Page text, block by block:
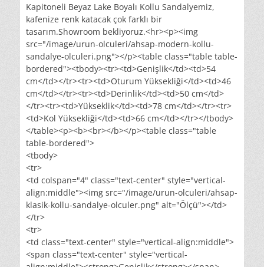
Kapitoneli Beyaz Lake Boyalı Kollu Sandalyemiz,
kafenize renk katacak çok farklı bir
tasarım.Showroom bekliyoruz.<hr><p><img
src="/image/urun-olculeri/ahsap-modern-kollu-
sandalye-olculeri.png"></p><table class="table table-
bordered"><tbody><tr><td>Genişlik</td><td>54
cm</td></tr><tr><td>Oturum Yüksekliği</td><td>46
cm</td></tr><tr><td>Derinlik</td><td>50 cm</td>
</tr><tr><td>Yükseklik</td><td>78 cm</td></tr><tr>
<td>Kol Yüksekliği</td><td>66 cm</td></tr></tbody>
</table><p><b><br></b></p><table class="table
table-bordered">
<tbody>
<tr>
<td colspan="4" class="text-center" style="vertical-
align:middle"><img src="/image/urun-olculeri/ahsap-
klasik-kollu-sandalye-olculer.png" alt="Ölçü"></td>
</tr>
<tr>
<td class="text-center" style="vertical-align:middle">
<span class="text-center" style="vertical-